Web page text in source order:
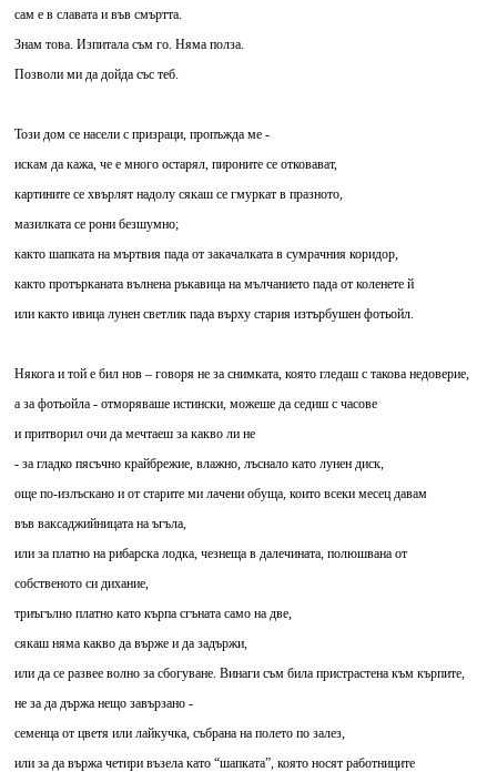
сам е в славата и във смъртта.
Знам това. Изпитала съм го. Няма полза.
Позволи ми да дойда със теб.
Този дом се насели с призраци, пропъжда ме -
искам да кажа, че е много остарял, пироните се отковават,
картините се хвърлят надолу сякаш се гмуркат в празното,
мазилката се рони безшумно;
както шапката на мъртвия пада от закачалката в сумрачния коридор,
както протърканата вълнена ръкавица на мълчанието пада от коленете й
или както ивица лунен светлик пада върху стария изтърбушен фотьойл.
Някога и той е бил нов – говоря не за снимката, която гледаш с такова недоверие,
а за фотьойла - отморяваше истински, можеше да седиш с часове
и притворил очи да мечтаеш за какво ли не
- за гладко пясъчно крайбрежие, влажно, лъснало като лунен диск,
още по-излъскано и от старите ми лачени обуща, които всеки месец давам
във ваксаджийницата на ъгъла,
или за платно на рибарска лодка, чезнеща в далечината, полюшвана от
собственото си дихание,
триъгълно платно като кърпа сгъната само на две,
сякаш няма какво да върже и да задържи,
или да се развее волно за сбогуване. Винаги съм била пристрастена към кърпите,
не за да държа нещо завързано -
семенца от цветя или лайкучка, събрана на полето по залез,
или за да вържа четири възела като “шапката”, която носят работниците